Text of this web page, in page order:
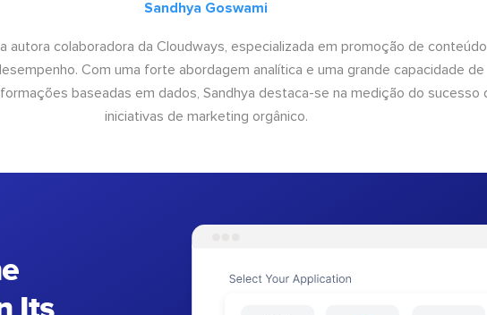
Sandhya Goswami
autora colaboradora da Cloudways, especializada em promoção de
Com uma forte abordagem analítica e uma grande capacidade de
baseadas em dados, Sandhya destaca-se na medição do sucesso
iniciativas de marketing orgânico.